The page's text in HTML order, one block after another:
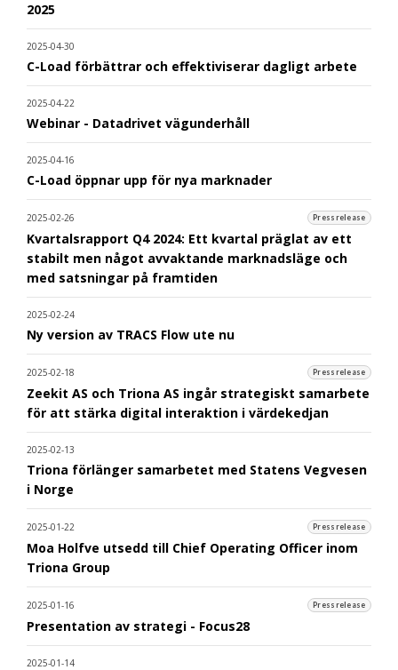
2025
2025-04-30
C-Load förbättrar och effektiviserar dagligt arbete
2025-04-22
Webinar - Datadrivet vägunderhåll
2025-04-16
C-Load öppnar upp för nya marknader
2025-02-26 Pressrelease
Kvartalsrapport Q4 2024: Ett kvartal präglat av ett
stabilt men något avvaktande marknadsläge och
med satsningar på framtiden
2025-02-24
Ny version av TRACS Flow ute nu
2025-02-18 Pressrelease
Zeekit AS och Triona AS ingår strategiskt samarbete
för att stärka digital interaktion i värdekedjan
2025-02-13
Triona förlänger samarbetet med Statens Vegvesen
i Norge
2025-01-22 Pressrelease
Moa Holfve utsedd till Chief Operating Officer inom
Triona Group
2025-01-16 Pressrelease
Presentation av strategi - Focus28
2025-01-14